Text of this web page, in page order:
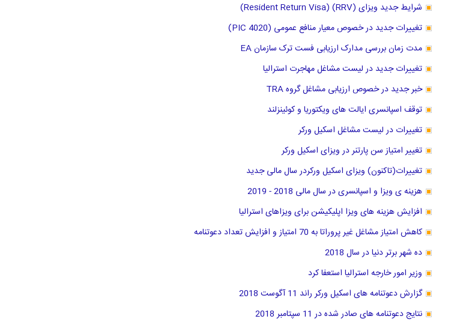
شرایط جدید ویزای (RRV) (Resident Return Visa)
تغییرات جدید در خصوص معیار منافع عمومی (PIC 4020)
مدت زمان بررسی مدارک ارزیابی فست ترک سازمان EA
تغییرات جدید در لیست مشاغل مهاجرت استرالیا
خبر جدید در خصوص ارزیابی مشاغل گروه TRA
توقف اسپانسری ایالت های ویکتوریا و کوئینزلند
تغییرات در لیست مشاغل اسکیل ورکر
تغییر امتیاز سن پارتنر در ویزای اسکیل ورکر
تغییرات(تاکنون) ویزای اسکیل ورکردر سال مالی جدید
هزینه ی ویزا و اسپانسری در سال مالی 2018 - 2019
افزایش هزینه های ویزا اپلیکیشن برای ویزاهای استرالیا
کاهش امتیاز مشاغل غیر پروراتا به 70 امتیاز و افزایش تعداد دعوتنامه
ده شهر برتر دنیا در سال 2018
وزیر امور خارجه استرالیا استعفا کرد
گزارش دعوتنامه های اسکیل ورکر راند 11 آگوست 2018
نتایج دعوتنامه های صادر شده در 11 سپتامبر 2018